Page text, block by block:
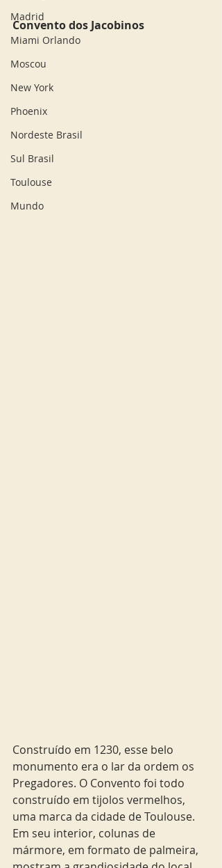
Madrid
Miami Orlando
Moscou
New York
Phoenix
Nordeste Brasil
Sul Brasil
Toulouse
Mundo
Convento dos Jacobinos
Construído em 1230, esse belo
monumento era o lar da ordem os
Pregadores. O Convento foi todo
construído em tijolos vermelhos,
uma marca da cidade de Toulouse.
Em seu interior, colunas de
mármore, em formato de palmeira,